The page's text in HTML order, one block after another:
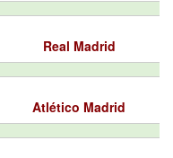
Real Madrid
Atlético Madrid